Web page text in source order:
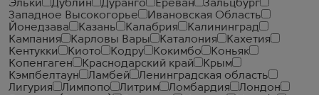
Эльки
Дублин Дуранго Ереван
Зальцбург
Западное Высокогорье
Ивановская Область
Йонедзава
Казань Калабрия
Калининград
Кампания
Карловы Вары Каталония
Кахетия
Кентукки
Киото Кодру Кокимбо
Коньяк
Копенгаген
Краснодарский край
Крым
Кэмпбелтаун
Ламбей
Ленинградская область
Лигурия
Лимпопо Литрим Ломбардия
Лондон